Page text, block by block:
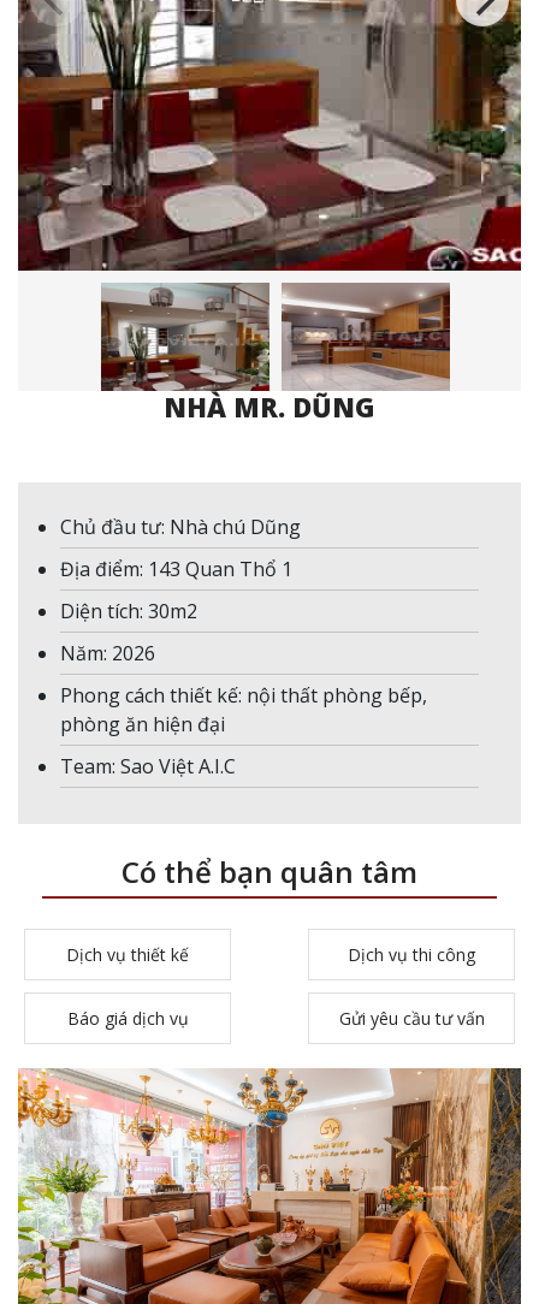
NHÀ MR. DŨNG
Chủ đầu tư: Nhà chú Dũng
Địa điểm: 143 Quan Thổ 1
Diện tích: 30m2
Năm: 2026
Phong cách thiết kế: nội thất phòng bếp,
phòng ăn hiện đại
Team: Sao Việt A.I.C
Có thể bạn quân tâm
Dịch vụ thiết kế Dịch vụ thi công
Báo giá dịch vụ Gửi yêu cầu tư vấn